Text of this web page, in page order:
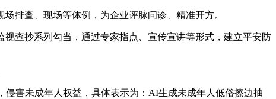
排查、现场等体例，为企业评脉问诊、精准开方。
查抄系列勾当，通过专家指点、宣传宣讲等形式，建立平安防
害未成年人权益，具体表示为：AI生成未成年人低俗擦边抽